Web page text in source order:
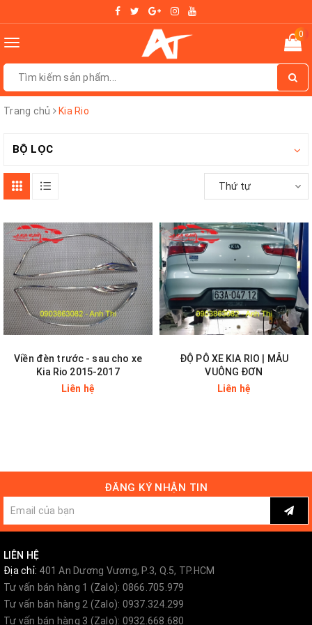
Toggle
0
Trang chủ Kia Rio
BỘ LỌC
Thứ tự
Viền đèn trước - sau cho xe
Kia Rio 2015-2017
Liên hệ
ĐỘ PÔ XE KIA RIO | MẪU
VUÔNG ĐƠN
Liên hệ
ĐĂNG KÝ NHẬN TIN
LIÊN HỆ
Địa chỉ: 401 An Dương Vương, P.3, Q.5, TP.HCM
Tư vấn bán hàng 1 (Zalo): 0866.705.979
Tư vấn bán hàng 2 (Zalo): 0937.324.299
Tư vấn bán hàng 3 (Zalo): 0932.668.680